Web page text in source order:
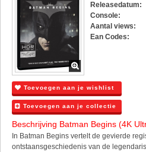
Releasedatum:
Console:
Aantal views:
Ean Codes:
Toevoegen aan je wishlist
Toevoegen aan je collectie
Beschrijving Batman Begins (4K
In Batman Begins vertelt de gevierde
ontstaansgeschiedenis van de